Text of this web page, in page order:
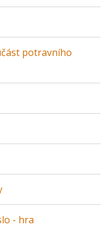
potravního
- hra